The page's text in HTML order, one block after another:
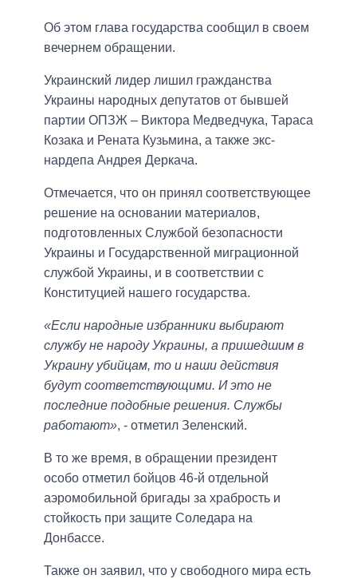
Об этом глава государства сообщил в своем
вечернем обращении.
Украинский лидер лишил гражданства
Украины народных депутатов от бывшей
партии ОПЗЖ – Виктора Медведчука, Тараса
Козака и Рената Кузьмина, а также экс-
нардепа Андрея Деркача.
Отмечается, что он принял соответствующее
решение на основании материалов,
подготовленных Службой безопасности
Украины и Государственной миграционной
службой Украины, и в соответствии с
Конституцией нашего государства.
«Если народные избранники выбирают
службу не народу Украины, а пришедшим в
Украину убийцам, то и наши действия
будут соответствующими. И это не
последние подобные решения. Службы
работают», - отметил Зеленский.
В то же время, в обращении президент
особо отметил бойцов 46-й отдельной
аэромобильной бригады за храбрость и
стойкость при защите Соледара на
Донбассе.
Также он заявил, что у свободного мира есть